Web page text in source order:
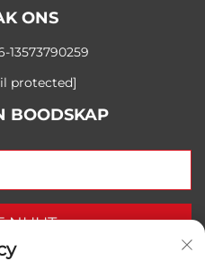
ONS
13573790259
protected]
BOODSKAP
NUUT